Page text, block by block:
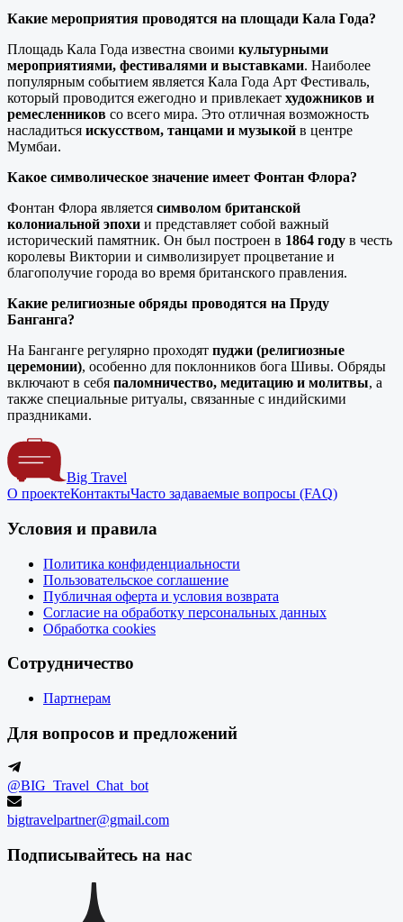
Какие мероприятия проводятся на площади Кала Года?
Площадь Кала Года известна своими культурными
мероприятиями, фестивалями и выставками. Наиболее
популярным событием является Кала Года Арт Фестиваль,
который проводится ежегодно и привлекает художников и
ремесленников со всего мира. Это отличная возможность
насладиться искусством, танцами и музыкой в центре
Мумбаи.
Какое символическое значение имеет Фонтан Флора?
Фонтан Флора является символом британской
колониальной эпохи и представляет собой важный
исторический памятник. Он был построен в 1864 году в честь
королевы Виктории и символизирует процветание и
благополучие города во время британского правления.
Какие религиозные обряды проводятся на Пруду
Банганга?
На Банганге регулярно проходят пуджи (религиозные
церемонии), особенно для поклонников бога Шивы. Обряды
включают в себя паломничество, медитацию и молитвы, а
также специальные ритуалы, связанные с индийскими
праздниками.
Big Travel
О проектеКонтактыЧасто задаваемые вопросы (FAQ)
Условия и правила
Политика конфиденциальности
Пользовательское соглашение
Публичная оферта и условия возврата
Согласие на обработку персональных данных
Обработка cookies
Сотрудничество
Партнерам
Для вопросов и предложений
@BIG_Travel_Chat_bot
bigtravelpartner@gmail.com
Подписывайтесь на нас